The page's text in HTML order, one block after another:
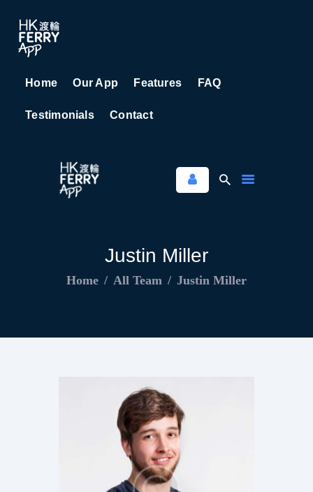
Home Our App Features FAQ
Testimonials Contact
Justin Miller
Home All Team Justin Miller
OUR APP
TESTIMONIALS
CONTACT